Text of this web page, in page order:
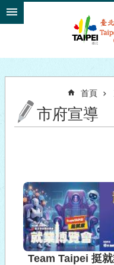
跳到主要內容區塊
首頁
市府宣導